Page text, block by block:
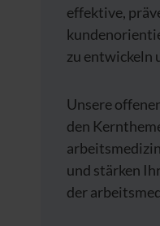
effektive,
zu entwickeln
Unsere
den
und stärken
der